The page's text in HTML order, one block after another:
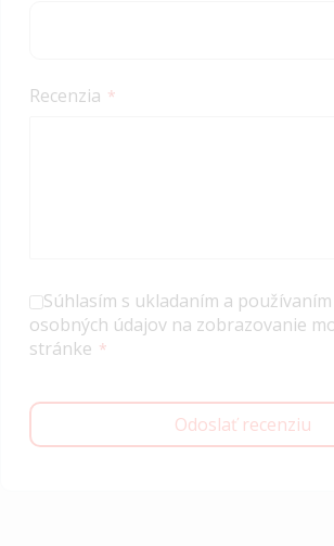
Recenzia
Súhlasím s ukladaním a
osobných údajov na zobrazovanie
stránke
Odoslať recenziu